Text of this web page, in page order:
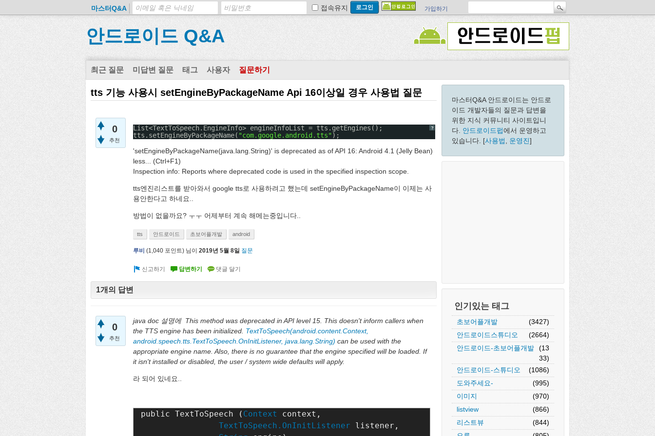
마스터Q&A 접속유지 가입하기
안드로이드 Q&A
최근 질문 미답변 질문 태그 사용자 질문하기
마스터Q&A 안드로이드는 안드로
이드 개발자들의 질문과 답변을
위한 지식 커뮤니티 사이트입니
다. 안드로이드펍에서 운영하고
있습니다. [사용법 운영진]
인기있는 태그
초보어플개발
(3427)
안드로이드스튜디오
(2664)
안드로이드-초보어플개발
(13
33)
안드로이드-스튜디오
(1086)
도와주세요-
(995)
이미지
(970)
listview
(866)
리스트뷰
(844)
tts 기능 사용시 setEngineByPackageName Api 16이상일 경우 사용법 질문
0
추천
?
List<TextToSpeech.EngineInfo> engineInfoList = tts.getEngines();
tts.setEngineByPackageName( "com.google.android.tts");
'setEngineByPackageName(java.lang.String)' is deprecated as of API 16: Android 4.1 (Jelly Bean)
less... (Ctrl+F1)
Inspection info: Reports where deprecated code is used in the specified inspection scope.
tts엔진리스트를 받아와서 google tts로 사용하려고 했는데 setEngineByPackageName이 이제는 사
용안한다고 하네요..
방법이 없을까요? ㅜㅜ 어제부터 계속 해메는중입니다..
tts 안드로이드 초보어플개발 android
루비 (1,040 포인트) 님이 2019년 5월 8일 질문
1개의 답변
0
추천
java doc 설명에 This method was deprecated in API level 15. This doesn't inform callers when
the TTS engine has been initialized. TextToSpeech(android.content.Context,
android.speech.tts.TextToSpeech.OnInitListener, java.lang.String) can be used with the
appropriate engine name. Also, there is no guarantee that the engine specified will be loaded. If
it isn't installed or disabled, the user / system wide defaults will apply.
라 되어 있네요..
public TextToSpeech ( Context
context,
TextToSpeech.OnInitListener listener,